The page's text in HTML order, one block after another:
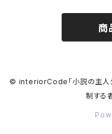
商
© interiorCode「小説の主人公
制する